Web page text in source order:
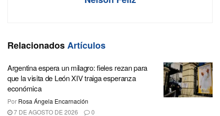
RelacionadosArtículos
Argentina espera un milagro: fieles rezan para
que la visita de León XIV traiga esperanza
económica
Por Rosa Ángela Encarnación
7 DE AGOSTO DE 2026
0